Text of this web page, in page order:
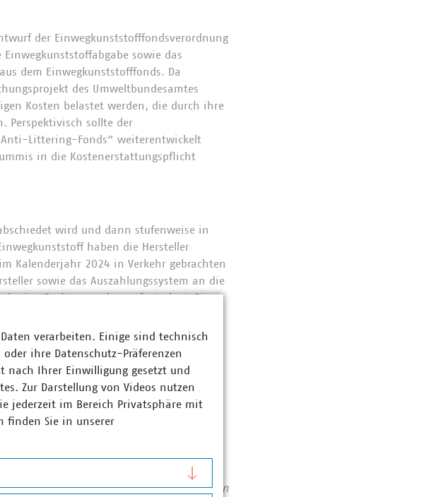
der Einwegkunststofffondsverordnung
Einwegkunststoffabgabe sowie das
dem Einwegkunststofffonds. Da
des Umweltbundesamtes
Kosten belastet werden, die durch ihre
Perspektivisch sollte der
Littering-Fonds“ weiterentwickelt
in die Kostenerstattungspflicht
wird und dann stufenweise in
haben die Hersteller
Kalenderjahr 2024 in Verkehr gebrachten
sowie das Auszahlungssystem an die
eine Rechtsverordnung festgelegt. Die
Geld für ihre auf
1.500 Stadtwerke und
Wasser/Abwasser, Abfallwirtschaft
2019 Umsatzerlöse von 123 Milliarden
Daten verarbeiten. Einige sind technisch
ihre Datenschutz-Präferenzen
nach Ihrer Einwilligung gesetzt und
Zur Darstellung von Videos nutzen
jederzeit im Bereich Privatsphäre mit
finden Sie in unserer